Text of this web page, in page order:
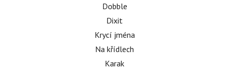
Dobble
Dixit
Krycí jména
Na křídlech
Karak